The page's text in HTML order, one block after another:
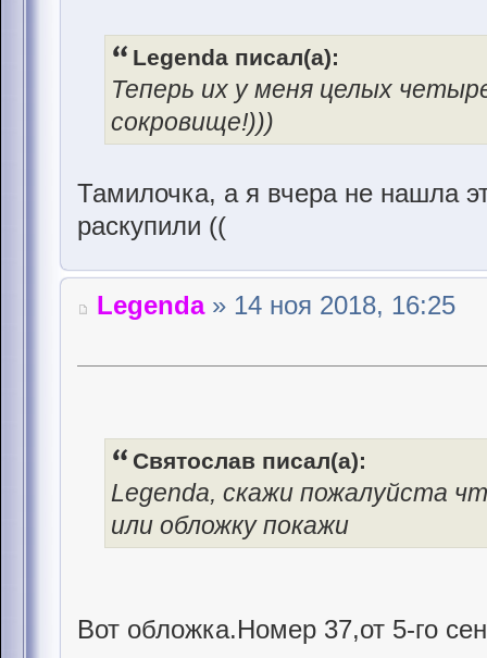
Legenda писал(а):
Теперь их у меня целых
сокровище!)))
Тамилочка, а я вчера не нашла
раскупили ((
Legenda» 14 ноя 2018, 16:25
Святослав писал(а):
Legenda, скажи пожалуйста
или обложку покажи
Вот обложка.Номер 37,от 5-го